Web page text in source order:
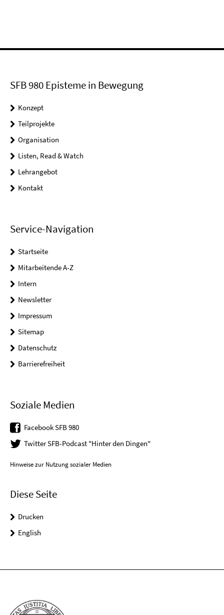
SFB 980 Episteme in Bewegung
Konzept
Teilprojekte
Organisation
Listen, Read & Watch
Lehrangebot
Kontakt
Service-Navigation
Startseite
Mitarbeitende A-Z
Intern
Newsletter
Impressum
Sitemap
Datenschutz
Barrierefreiheit
Soziale Medien
Facebook SFB 980
Twitter SFB-Podcast "Hinter den Dingen"
Hinweise zur Nutzung sozialer Medien
Diese Seite
Drucken
English